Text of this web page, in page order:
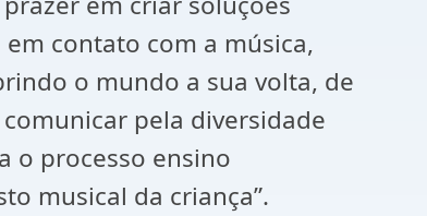
contato com a música,
o mundo a sua volta, de
pela diversidade
o processo ensino
musical da criança”.